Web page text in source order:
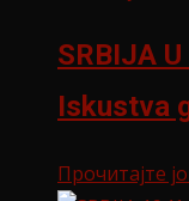
SRBIJA
Iskustva
Прочитајте